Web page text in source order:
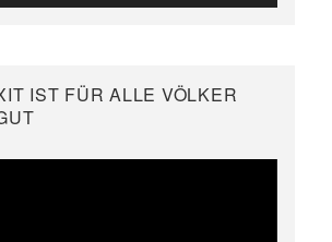
IST FÜR ALLE VÖLKER